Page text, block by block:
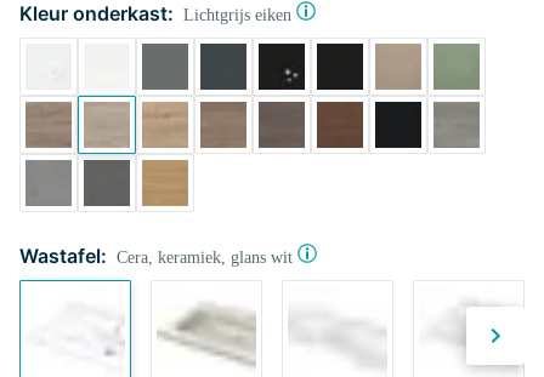
Kleur onderkast: Lichtgrijs eiken
Wastafel: Cera, keramiek, glans wit